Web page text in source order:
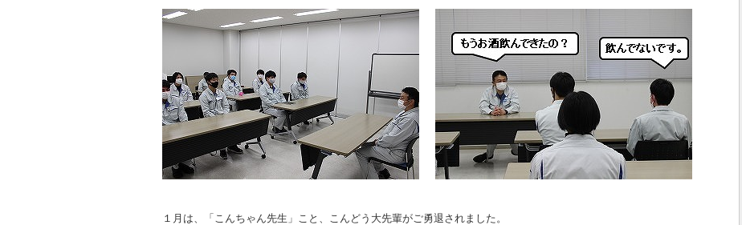
１月は、「こんちゃん先生」こと、こんどう大先輩がご勇退されました。